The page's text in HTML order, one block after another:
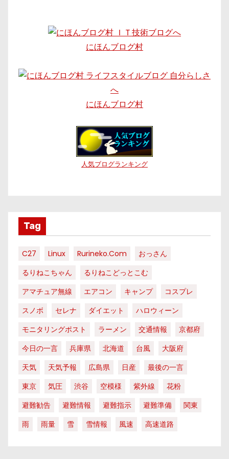
にほんブログ村
にほんブログ村
人気ブログランキング
Tag
C27 Linux Rurineko.com
おっさん
るりねこちゃん
るりねこどっとこむ
アマチュア無線
エアコン キャンプ
コスプレ
スノボ
セレナ ダイエット
ハロウィーン
モニタリングポスト
ラーメン 交通情報
京都府
今日の一言
兵庫県 北海道 台風
大阪府
天気
天気予報 広島県 日産
最後の一言
東京
気圧 渋谷 空模様 紫外線
花粉
避難勧告
避難情報 避難指示 避難準備
関東
雨
雨量 雪 雪情報 風速 高速道路